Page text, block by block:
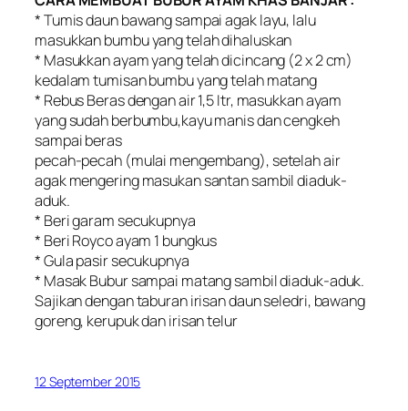
* Tumis daun bawang sampai agak layu, lalu
masukkan bumbu yang telah dihaluskan
* Masukkan ayam yang telah dicincang (2 x 2 cm)
kedalam tumisan bumbu yang telah matang
* Rebus Beras dengan air 1,5 Itr, masukkan ayam
yang sudah berbumbu,kayu manis dan cengkeh
sampai beras
pecah-pecah (mulai mengembang), setelah air
agak mengering masukan santan sambil diaduk-
aduk.
* Beri garam secukupnya
* Beri Royco ayam 1 bungkus
* Gula pasir secukupnya
* Masak Bubur sampai matang sambil diaduk-aduk.
Sajikan dengan taburan irisan daun seledri, bawang
goreng, kerupuk dan irisan telur
12 September 2015